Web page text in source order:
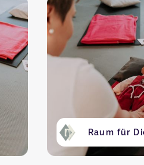
Raum für